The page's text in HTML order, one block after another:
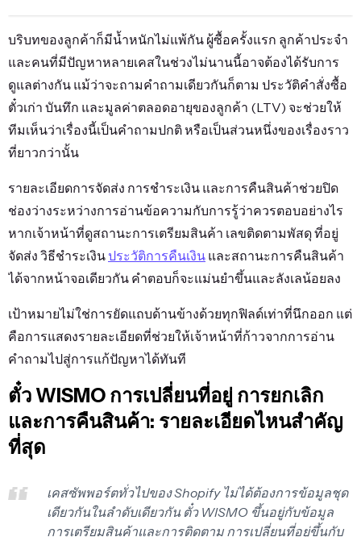
บริบทของลูกค้าก็มีน้ำหนักไม่แพ้กัน ผู้ซื้อครั้งแรก ลูกค้าประจำ
และคนที่มีปัญหาหลายเคสในช่วงไม่นานนี้อาจต้องได้รับการ
ดูแลต่างกัน แม้ว่าจะถามคำถามเดียวกันก็ตาม ประวัติคำสั่งซื้อ
ตั๋วเก่า บันทึก และมูลค่าตลอดอายุของลูกค้า (LTV) จะช่วยให้
ทีมเห็นว่าเรื่องนี้เป็นคำถามปกติ หรือเป็นส่วนหนึ่งของเรื่องราว
ที่ยาวกว่านั้น
รายละเอียดการจัดส่ง การชำระเงิน และการคืนสินค้าช่วยปิด
ช่องว่างระหว่างการอ่านข้อความกับการรู้ว่าควรตอบอย่างไร
หากเจ้าหน้าที่ดูสถานะการเตรียมสินค้า เลขติดตามพัสดุ ที่อยู่
จัดส่ง วิธีชำระเงินประวัติการคืนเงิน และสถานะการคืนสินค้า
ได้จากหน้าจอเดียวกัน คำตอบก็จะแม่นยำขึ้นและลังเลน้อยลง
เป้าหมายไม่ใช่การยัดแถบด้านข้างด้วยทุกฟิลด์เท่าที่นึกออก แต่
คือการแสดงรายละเอียดที่ช่วยให้เจ้าหน้าที่ก้าวจากการอ่าน
คำถามไปสู่การแก้ปัญหาได้ทันที
ตั๋ว WISMO การเปลี่ยนที่อยู่ การยกเลิก
และการคืนสินค้า: รายละเอียดไหนสำคัญ
ที่สุด
เคสซัพพอร์ตทั่วไปของ Shopify ไม่ได้ต้องการข้อมูลชุด
เดียวกันในลำดับเดียวกัน ตั๋ว WISMO ขึ้นอยู่กับข้อมูล
การเตรียมสินค้าและการติดตาม การเปลี่ยนที่อยู่ขึ้นกับ